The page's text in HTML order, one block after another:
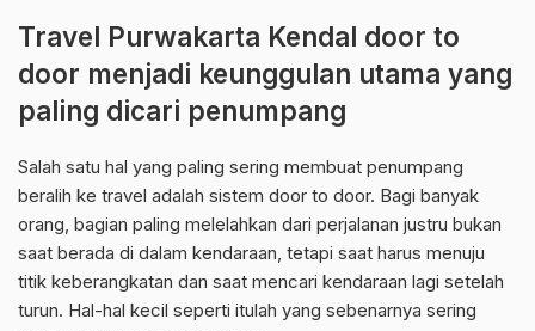
Travel Purwakarta Kendal door to
door menjadi keunggulan utama yang
paling dicari penumpang
Salah satu hal yang paling sering membuat penumpang
beralih ke travel adalah sistem door to door. Bagi banyak
orang, bagian paling melelahkan dari perjalanan justru bukan
saat berada di dalam kendaraan, tetapi saat harus menuju
titik keberangkatan dan saat mencari kendaraan lagi setelah
turun. Hal-hal kecil seperti itulah yang sebenarnya sering